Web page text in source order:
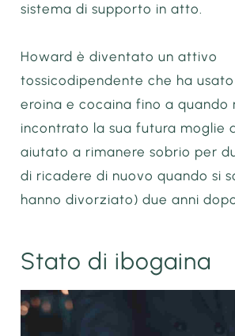
sistema di supporto in atto.
Howard è diventato un attivo
tossicodipendente che ha
eroina e cocaina fino a quando
incontrato la sua futura moglie
aiutato a rimanere sobrio per
di ricadere di nuovo quando si
hanno divorziato) due anni
Stato di ibogaina